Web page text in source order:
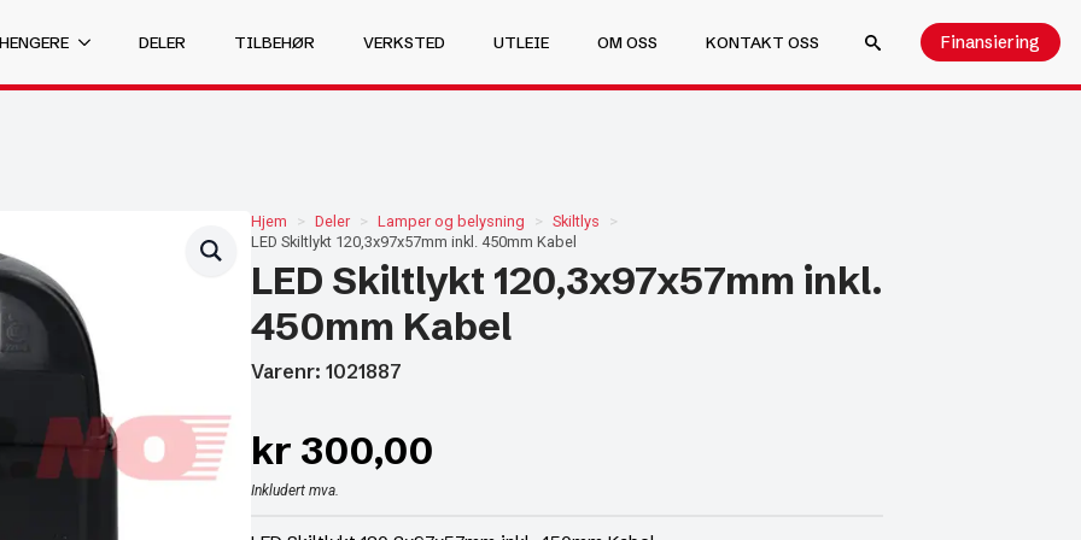
DELER TILBEHØR VERKSTED UTLEIE OM OSS
KONTAKT OSS
Finansiering
Hjem Deler Lamper og belysning
Skiltlys
LED Skiltlykt 120,3x97x57mm inkl. 450mm Kabel
LED Skiltlykt 120,3x97x57mm inkl.
450mm Kabel
Varenr: 1021887
kr 300,00
Inkludert mva.